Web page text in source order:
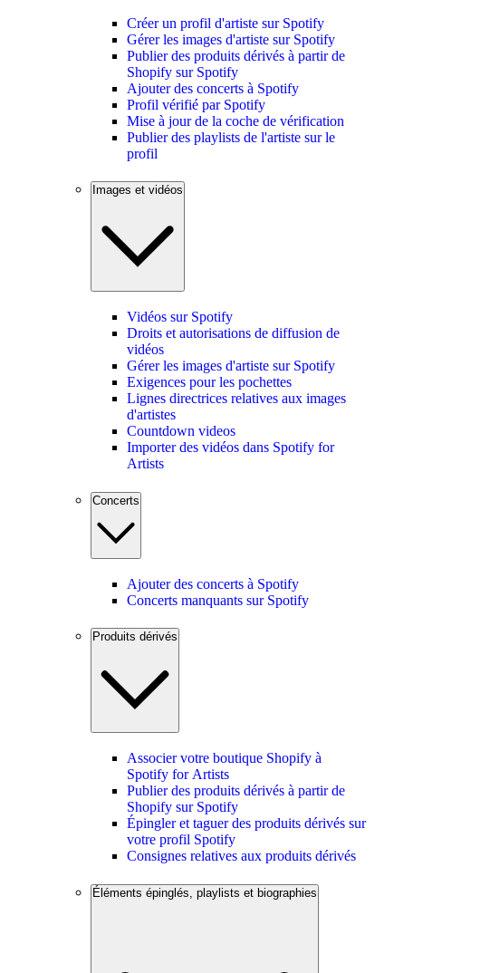
Créer un profil d'artiste sur Spotify
Gérer les images d'artiste sur Spotify
Publier des produits dérivés à partir de
Shopify sur Spotify
Ajouter des concerts à Spotify
Profil vérifié par Spotify
Mise à jour de la coche de vérification
Publier des playlists de l'artiste sur le
profil
Images et vidéos
Vidéos sur Spotify
Droits et autorisations de diffusion de
vidéos
Gérer les images d'artiste sur Spotify
Exigences pour les pochettes
Lignes directrices relatives aux images
d'artistes
Countdown videos
Importer des vidéos dans Spotify for
Artists
Concerts
Ajouter des concerts à Spotify
Concerts manquants sur Spotify
Produits dérivés
Associer votre boutique Shopify à
Spotify for Artists
Publier des produits dérivés à partir de
Shopify sur Spotify
Épingler et taguer des produits dérivés sur
votre profil Spotify
Consignes relatives aux produits dérivés
Éléments épinglés, playlists et biographies